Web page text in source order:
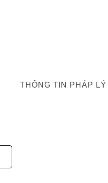
THÔNG TIN PHÁP LÝ